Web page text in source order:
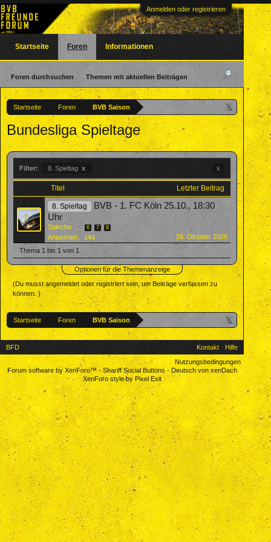
Anmelden oder registrieren
Startseite Foren BVB Saison
Bundesliga Spieltage
Filter: 8. Spieltag x x
Titel Letzter Beitrag
8. Spieltag
BVB - 1. FC Köln 25.10., 18:30
Uhr
Salecha ... 6 7 8
Antworten: 144
26. Oktober 2025
Thema 1 bis 1 von 1
Optionen für die Themenanzeige
(Du musst angemeldet oder registriert sein, um Beiträge verfassen zu
können. )
Startseite Foren BVB Saison
Startseite Foren
Foren durchsuchen Themen mit aktuellen Beiträgen
Informationen
BFD Kontakt
Hilfe
Nutzungsbedingungen
Forum software by XenForo™-Shariff Social Buttons-Deutsch von xenDach
XenForo style by Pixel Exit